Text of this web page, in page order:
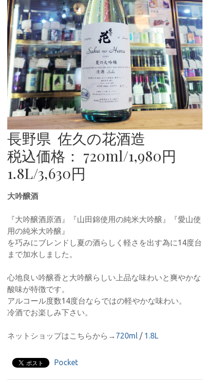
長野県 佐久の花酒造
税込価格： 720ml/1,980円
1.8L/3,630円
大吟醸酒
『大吟醸酒原酒』『山田錦使用の純米大吟醸』『愛山使
用の純米大吟醸』
を巧みにブレンドし夏の酒らしく軽さを出す為に14度台
まで加水しました。
心地良い吟醸香と大吟醸らしい上品な味わいと爽やかな
酸味が特徴です。
アルコール度数14度台ならではの軽やかな味わい。
冷酒でお楽しみ下さい。
ネットショップはこちらから→ 720ml / 1.8L
Pocket